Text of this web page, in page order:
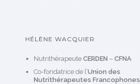
HÉLÈNE WACQUIER
Nutrithérapeute CERDEN – CFNA
Co-fondatrice de l’Union des
Nutrithérapeutes Francophones